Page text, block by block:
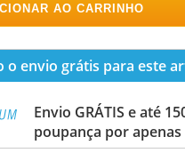
AO CARRINHO
o envio grátis para este
Envio GRÁTIS e até
poupança por apenas